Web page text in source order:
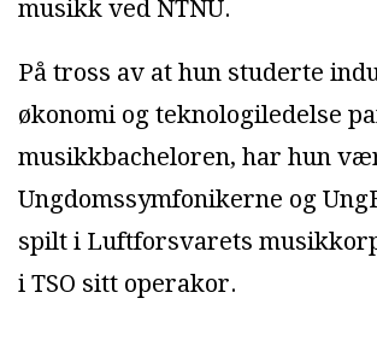
musikk ved NTNU.
På tross av at hun studerte
økonomi og teknologiledelse
musikkbacheloren, har hun
Ungdomssymfonikerne og
spilt i Luftforsvarets
i TSO sitt operakor.